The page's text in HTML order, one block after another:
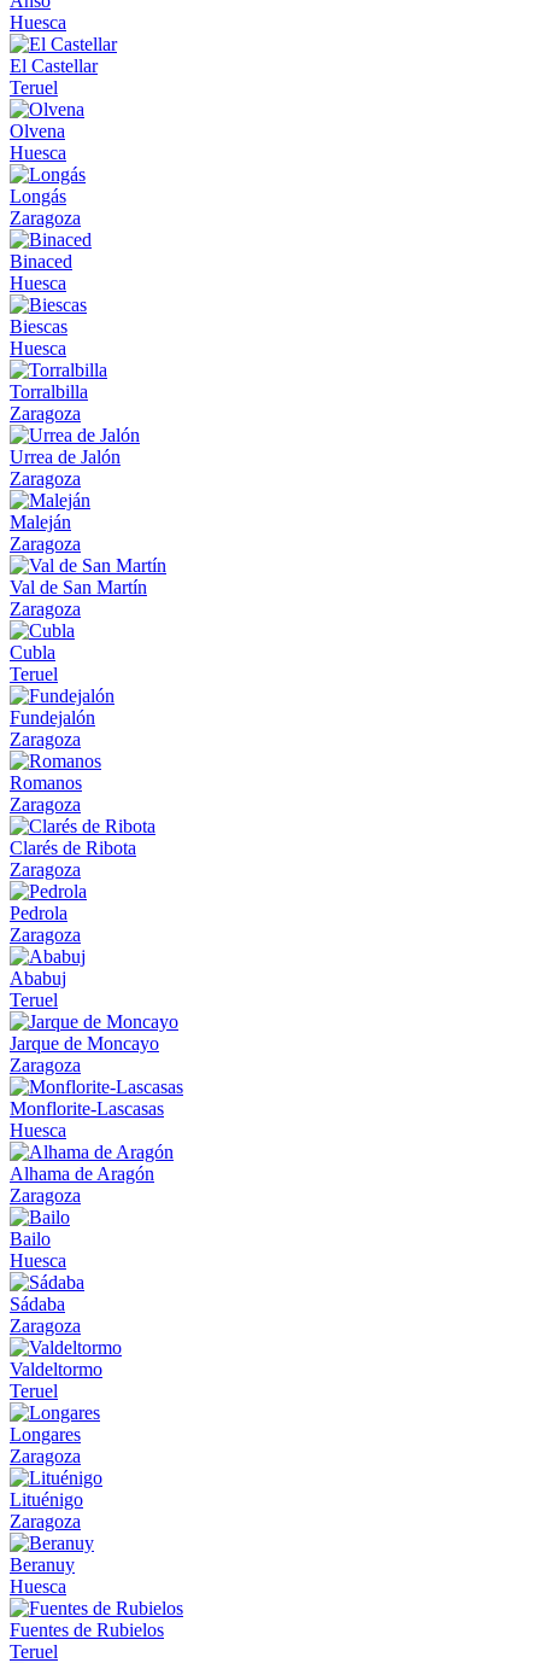
Huesca
El Castellar
Teruel
Olvena
Huesca
Longás
Zaragoza
Binaced
Huesca
Biescas
Huesca
Torralbilla
Zaragoza
Urrea de Jalón
Zaragoza
Maleján
Zaragoza
Val de San Martín
Zaragoza
Cubla
Teruel
Fundejalón
Zaragoza
Romanos
Zaragoza
Clarés de Ribota
Zaragoza
Pedrola
Zaragoza
Ababuj
Teruel
Jarque de Moncayo
Zaragoza
Monflorite-Lascasas
Huesca
Alhama de Aragón
Zaragoza
Bailo
Huesca
Sádaba
Zaragoza
Valdeltormo
Teruel
Longares
Zaragoza
Lituénigo
Zaragoza
Beranuy
Huesca
Fuentes de Rubielos
Teruel